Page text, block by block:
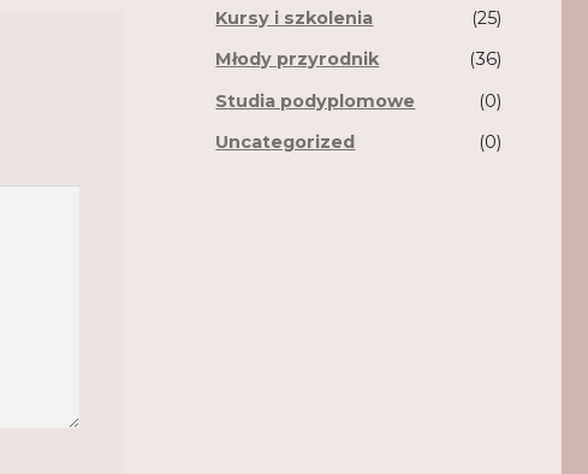
Kursy i szkolenia
(25)
Młody przyrodnik
(36)
Studia podyplomowe
(0)
Uncategorized
(0)